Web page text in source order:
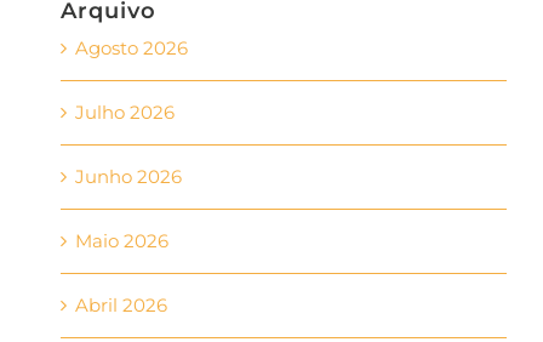
Arquivo
Agosto 2026
Julho 2026
Junho 2026
Maio 2026
Abril 2026